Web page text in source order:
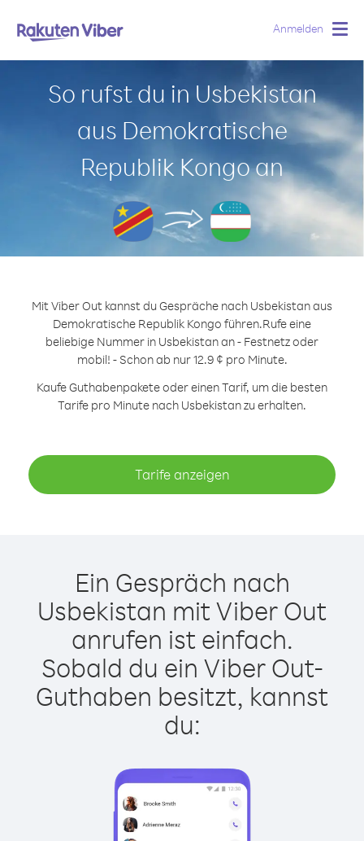
Anmelden
So rufst du in Usbekistan
aus Demokratische
Republik Kongo an
Mit Viber Out kannst du Gespräche nach Usbekistan aus
Demokratische Republik Kongo führen.Rufe eine
beliebige Nummer in Usbekistan an - Festnetz oder
mobil! - Schon ab nur 12.9 ¢ pro Minute.
Kaufe Guthabenpakete oder einen Tarif, um die besten
Tarife pro Minute nach Usbekistan zu erhalten.
Tarife anzeigen
Ein Gespräch nach
Usbekistan mit Viber Out
anrufen ist einfach.
Sobald du ein Viber Out-
Guthaben besitzt, kannst
du: